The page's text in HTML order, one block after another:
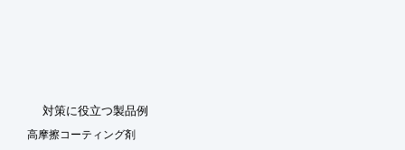
​対策に役立つ製品例
高摩擦コーティング剤